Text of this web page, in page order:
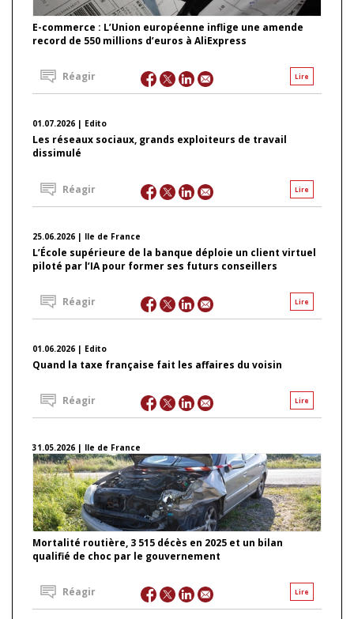
E-commerce : L’Union européenne inflige une amende
record de 550 millions d’euros à AliExpress
Lire
Réagir
01.07.2026 | Edito
Les réseaux sociaux, grands exploiteurs de travail
dissimulé
Lire
Réagir
25.06.2026 | Ile de France
L’École supérieure de la banque déploie un client virtuel
piloté par l’IA pour former ses futurs conseillers
Lire
Réagir
01.06.2026 | Edito
Quand la taxe française fait les affaires du voisin
Lire
Réagir
31.05.2026 | Ile de France
Mortalité routière, 3 515 décès en 2025 et un bilan
qualifié de choc par le gouvernement
Lire
Réagir